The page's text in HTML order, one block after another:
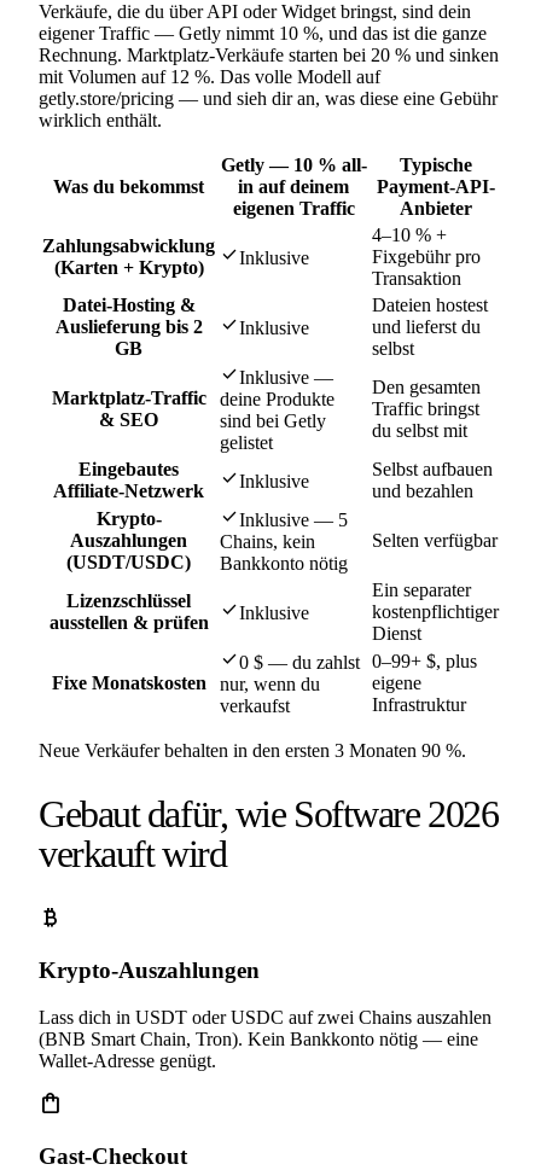
Verkäufe, die du über API oder Widget bringst, sind dein
eigener Traffic — Getly nimmt 10 %, und das ist die ganze
Rechnung. Marktplatz-Verkäufe starten bei 20 % und sinken
mit Volumen auf 12 %. Das volle Modell auf
getly.store/pricing — und sieh dir an, was diese eine Gebühr
wirklich enthält.
Was du bekommst
Getly — 10 % all-
in auf deinem
eigenen Traffic
Typische
Payment-API-
Anbieter
Zahlungsabwicklung
(Karten + Krypto)
checkInklusive
4–10 % +
Fixgebühr pro
Transaktion
Datei-Hosting &
Auslieferung bis 2
GB
checkInklusive
Dateien hostest
und lieferst du
selbst
Marktplatz-Traffic
& SEO
checkInklusive —
deine Produkte
sind bei Getly
gelistet
Den gesamten
Traffic bringst
du selbst mit
Eingebautes
Affiliate-Netzwerk
checkInklusive
Selbst aufbauen
und bezahlen
Krypto-
Auszahlungen
(USDT/USDC)
checkInklusive — 5
Chains, kein
Bankkonto nötig
Selten verfügbar
Lizenzschlüssel
ausstellen & prüfen
checkInklusive
Ein separater
kostenpflichtiger
Dienst
Fixe Monatskosten
check0 $ — du zahlst
nur, wenn du
verkaufst
0–99+ $, plus
eigene
Infrastruktur
Neue Verkäufer behalten in den ersten 3 Monaten 90 %.
Gebaut dafür, wie Software 2026
verkauft wird
currency_bitcoin
Krypto-Auszahlungen
Lass dich in USDT oder USDC auf zwei Chains auszahlen
(BNB Smart Chain, Tron). Kein Bankkonto nötig — eine
Wallet-Adresse genügt.
shopping_bag
Gast-Checkout